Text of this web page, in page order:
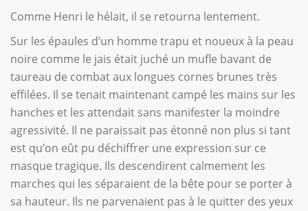
Comme Henri le hélait, il se retourna lentement.
Sur les épaules d’un homme trapu et noueux à la peau
noire comme le jais était juché un mufle bavant de
taureau de combat aux longues cornes brunes très
effilées. Il se tenait maintenant campé les mains sur les
hanches et les attendait sans manifester la moindre
agressivité. Il ne paraissait pas étonné non plus si tant
est qu’on eût pu déchiffrer une expression sur ce
masque tragique. Ils descendirent calmement les
marches qui les séparaient de la bête pour se porter à
sa hauteur. Ils ne parvenaient pas à le quitter des yeux